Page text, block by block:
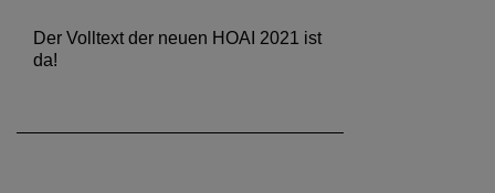
Der Volltext der neuen HOAI 2021 ist
da!